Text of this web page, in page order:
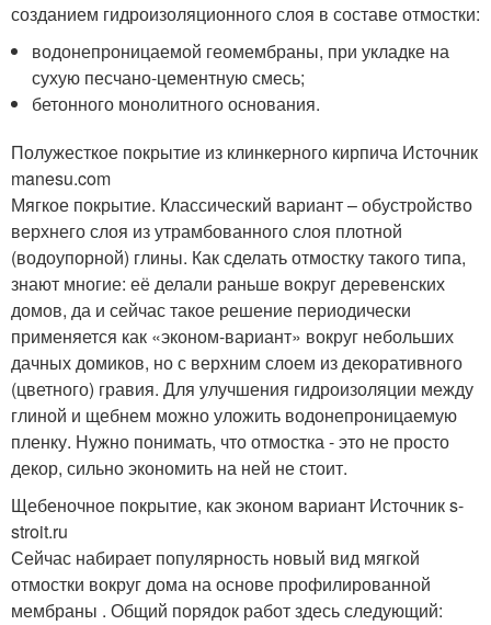
созданием гидроизоляционного слоя в составе отмостки:
водонепроницаемой геомембраны, при укладке на
сухую песчано-цементную смесь;
бетонного монолитного основания.
Полужесткое покрытие из клинкерного кирпича Источник
manesu.com
Мягкое покрытие. Классический вариант – обустройство
верхнего слоя из утрамбованного слоя плотной
(водоупорной) глины. Как сделать отмостку такого типа,
знают многие: её делали раньше вокруг деревенских
домов, да и сейчас такое решение периодически
применяется как «эконом-вариант» вокруг небольших
дачных домиков, но с верхним слоем из декоративного
(цветного) гравия. Для улучшения гидроизоляции между
глиной и щебнем можно уложить водонепроницаемую
пленку. Нужно понимать, что отмостка - это не просто
декор, сильно экономить на ней не стоит.
Щебеночное покрытие, как эконом вариант Источник s-
stroit.ru
Сейчас набирает популярность новый вид мягкой
отмостки вокруг дома на основе профилированной
мембраны . Общий порядок работ здесь следующий: